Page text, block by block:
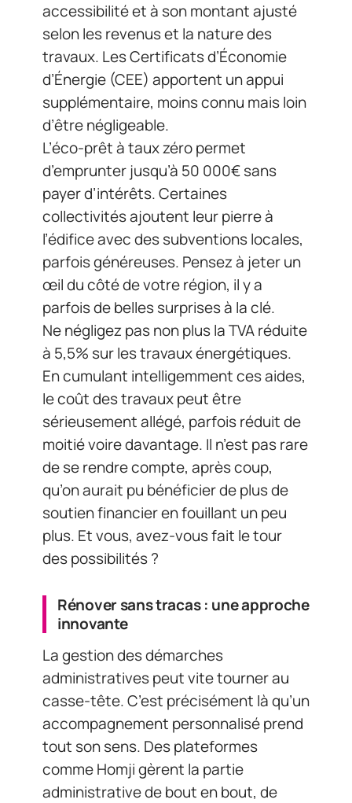
accessibilité et à son montant ajusté
selon les revenus et la nature des
travaux. Les Certificats d’Économie
d’Énergie (CEE) apportent un appui
supplémentaire, moins connu mais loin
d’être négligeable.
L’éco-prêt à taux zéro permet
d’emprunter jusqu’à 50 000€ sans
payer d’intérêts. Certaines
collectivités ajoutent leur pierre à
l’édifice avec des subventions locales,
parfois généreuses. Pensez à jeter un
œil du côté de votre région, il y a
parfois de belles surprises à la clé.
Ne négligez pas non plus la TVA réduite
à 5,5% sur les travaux énergétiques.
En cumulant intelligemment ces aides,
le coût des travaux peut être
sérieusement allégé, parfois réduit de
moitié voire davantage. Il n’est pas rare
de se rendre compte, après coup,
qu’on aurait pu bénéficier de plus de
soutien financier en fouillant un peu
plus. Et vous, avez-vous fait le tour
des possibilités ?
Rénover sans tracas : une approche
innovante
La gestion des démarches
administratives peut vite tourner au
casse-tête. C’est précisément là qu’un
accompagnement personnalisé prend
tout son sens. Des plateformes
comme Homji gèrent la partie
administrative de bout en bout, de